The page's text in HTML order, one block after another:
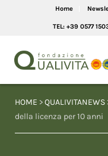
Home
TEL: +39 0577
HOME >QUALIVITANEWS
della licenza per 10 anni